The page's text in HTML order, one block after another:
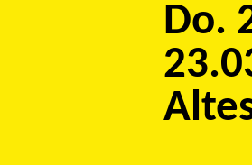
Do.